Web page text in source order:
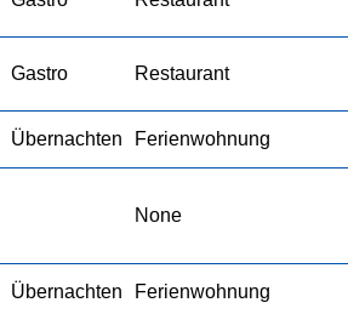
Gastro Restaurant
Übernachten Ferienwohnung
None
Übernachten Ferienwohnung